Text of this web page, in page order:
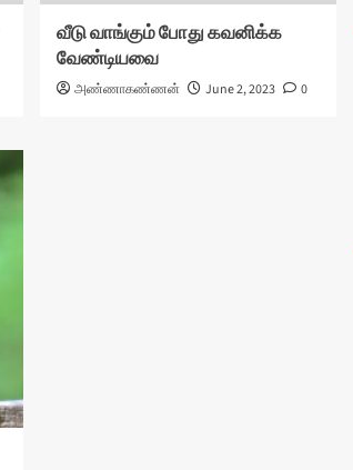
வீடு வாங்கும் போது கவனிக்க
வேண்டியவை
அண்ணாகண்ணன் June 2, 2023 0